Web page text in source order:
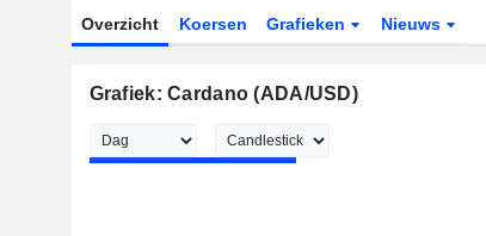
Overzicht Koersen Grafieken Nieuws
Grafiek: Cardano (ADA/USD)